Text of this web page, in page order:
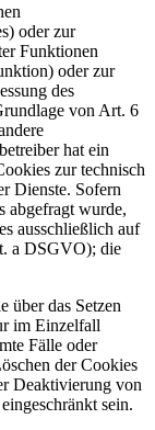
oder zur
Funktionen
oder zur
des
von Art. 6
hat ein
zur technisch
Dienste. Sofern
abgefragt wurde,
ausschließlich auf
a DSGVO); die
über das Setzen
im Einzelfall
Fälle oder
der Cookies
Deaktivierung von
sein.